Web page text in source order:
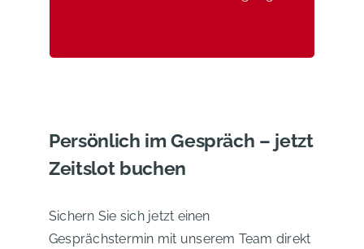
Persönlich im Gespräch – jetzt
Zeitslot buchen
Sichern Sie sich jetzt einen
Gesprächstermin mit unserem Team direkt